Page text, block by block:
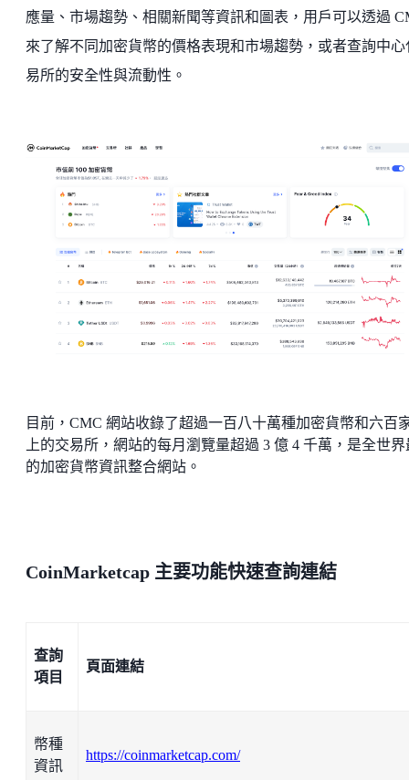
應量、市場趨勢、相關新聞等資訊和圖表，用戶可以透過
來了解不同加密貨幣的價格表現和市場趨勢，或者查詢中心
易所的安全性與流動性。
目前，CMC 網站收錄了超過一百八十萬種加密貨幣和六百
上的交易所，網站的每月瀏覽量超過 3 億 4 千萬，是全世
的加密貨幣資訊整合網站。
CoinMarketcap 主要功能快速查詢連結
查詢
項目
頁面連結
幣種
資訊
https://coinmarketcap.com/